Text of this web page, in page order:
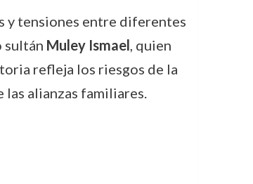
y tensiones entre diferentes
sultán Muley Ismael, quien
refleja los riesgos de la
alianzas familiares.